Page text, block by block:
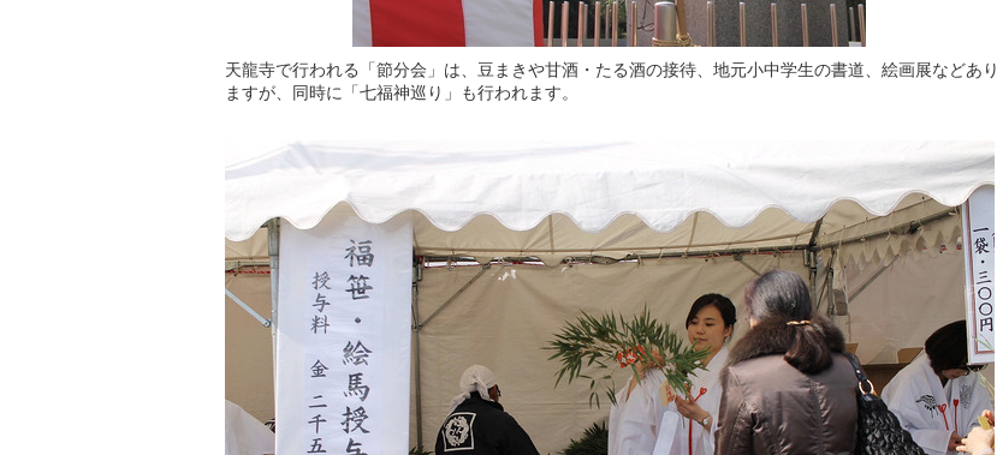
天龍寺で行われる「節分会」は、豆まきや甘酒・たる酒の接待、地元小中学生の書道、絵画展などあり
ますが、同時に「七福神巡り」も行われます。